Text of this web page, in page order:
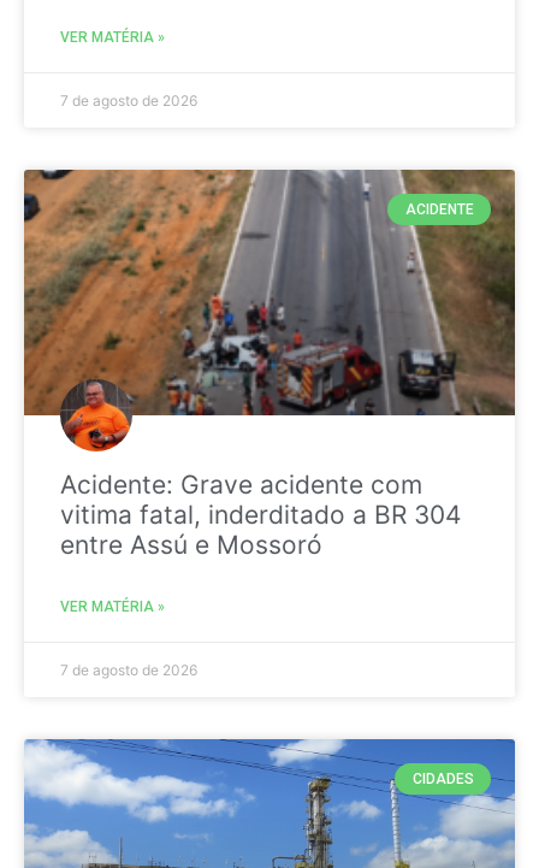
VER MATÉRIA »
7 de agosto de 2026
ACIDENTE
Acidente: Grave acidente com
vitima fatal, inderditado a BR 304
entre Assú e Mossoró
VER MATÉRIA »
7 de agosto de 2026
CIDADES